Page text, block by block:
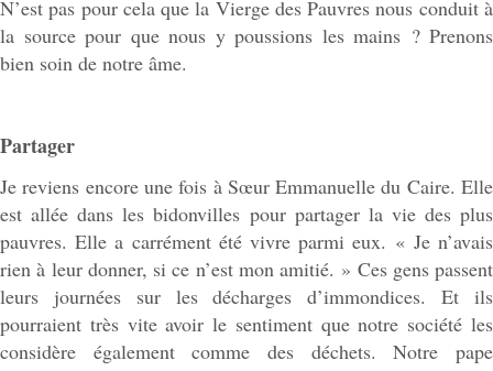
N’est pas pour cela que la Vierge des Pauvres nous conduit à
la source pour que nous y poussions les mains ? Prenons
bien soin de notre âme.
Partager
Je reviens encore une fois à Sœur Emmanuelle du Caire. Elle
est allée dans les bidonvilles pour partager la vie des plus
pauvres. Elle a carrément été vivre parmi eux. « Je n’avais
rien à leur donner, si ce n’est mon amitié. » Ces gens passent
leurs journées sur les décharges d’immondices. Et ils
pourraient très vite avoir le sentiment que notre société les
considère également comme des déchets. Notre pape